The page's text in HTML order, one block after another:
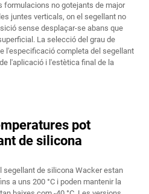
formulacions no gotejants de major
juntes verticals, on el segellant no
sense desplaçar-se abans que
La selecció del grau de
l'especificació completa del segellant
l'aplicació i l'estètica final de la
pot
de silicona
segellant de silicona Wacker estan
a uns 200 °C i poden mantenir la